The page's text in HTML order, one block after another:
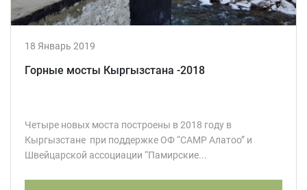
18 Январь 2019
Горные мосты Кыргызстана -2018
Четыре новых моста построены в 2018 году в
Кыргызстане при поддержке ОФ “CAMP Алатоо” и
Швейцарской ассоциации “Памирские...